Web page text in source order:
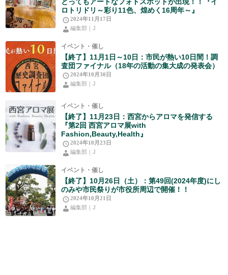
ロトリドリ～彩り11色、煌めく16周年～』
2024年11月17日
編集部｜J
イベント・催し
【終了】11月1日～10日：市民が熱い10日間！調
査団ファイナル（18年の活動の集大成の発表会）
2024年10月30日
編集部｜J
イベント・催し
【終了】11月23日：西宮からアロマを発信する
『第2回 西宮アロマ展with
Fashion,Beauty,Health』
2024年10月23日
編集部｜J
イベント・催し
【終了】10月26日（土）：第49回(2024年度)にし
のみや市民祭りが市役所周辺で開催！！
2024年10月21日
編集部｜J